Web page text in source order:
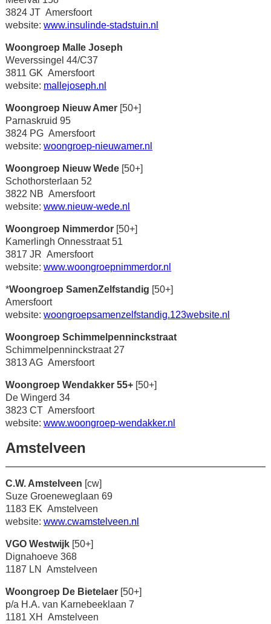
3824 JT Amersfoort
website: www.insulinde-stadstuin.nl
Woongroep Malle Joseph
Weverssingel 44/C37
3811 GK Amersfoort
website: mallejoseph.nl
Woongroep Nieuw Amer[50+]
Parnaskruid 95
3824 PG Amersfoort
website: woongroep-nieuwamer.nl
Woongroep Nieuw Wede[50+]
Schothorsterlaan 52
3822 NB Amersfoort
website: www.nieuw-wede.nl
Woongroep Nimmerdor[50+]
Kamerlingh Onnesstraat 51
3817 JR Amersfoort
website: www.woongroepnimmerdor.nl
*Woongroep SamenZelfstandig [50+]
Amersfoort
website: woongroepsamenzelfstandig.123website.nl
Woongroep Schimmelpenninckstraat
Schimmelpenninckstraat 27
3813 AG Amersfoort
Woongroep Wendakker 55+[50+]
De Wingerd 34
3823 CT Amersfoort
website: www.woongroep-wendakker.nl
Amstelveen
C.W. Amstelveen [cw]
Suze Groeneweglaan 69
1183 EK Amstelveen
website: www.cwamstelveen.nl
VGO Westwijk[50+]
Dignahoeve 368
1187 LN Amstelveen
Woongroep De Bietelaer[50+]
p/a H.A. van Karnebeeklaan 7
1181 XH Amstelveen